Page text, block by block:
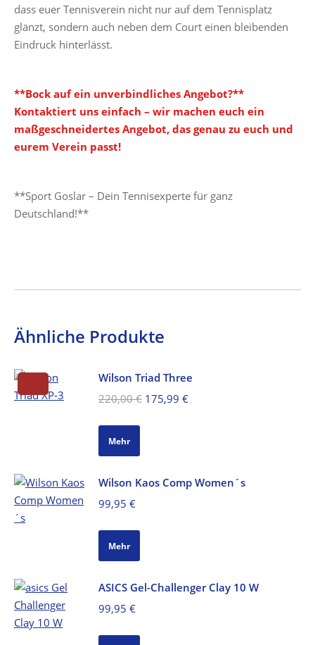
dass euer Tennisverein nicht nur auf dem Tennisplatz
glänzt, sondern auch neben dem Court einen bleibenden
Eindruck hinterlässt.
**Bock auf ein unverbindliches Angebot?**
Kontaktiert uns einfach – wir machen euch ein
maßgeschneidertes Angebot, das genau zu euch und
eurem Verein passt!
**Sport Goslar – Dein Tennisexperte für ganz
Deutschland!**
Ähnliche Produkte
Wilson Triad Three
220,00€ Ursprünglicher
175,99 €Aktueller
Mehr
Wilson Kaos Comp Women´s
99,95 €
Mehr
ASICS Gel-Challenger Clay 10 W
99,95 €